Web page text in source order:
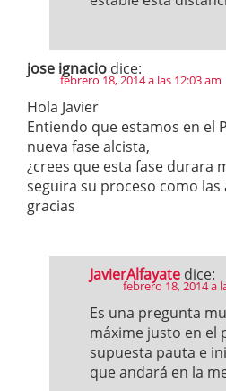
jose ignacio dice:
febrero 18, 2014 a las 12:03 am
Hola Javier
Entiendo que estamos en el
nueva fase alcista,
¿crees que esta fase durara
seguira su proceso como las
gracias
JavierAlfayate dice:
febrero 18, 2014 a
Es una pregunta
máxime justo en el
supuesta pauta e
que andará en la